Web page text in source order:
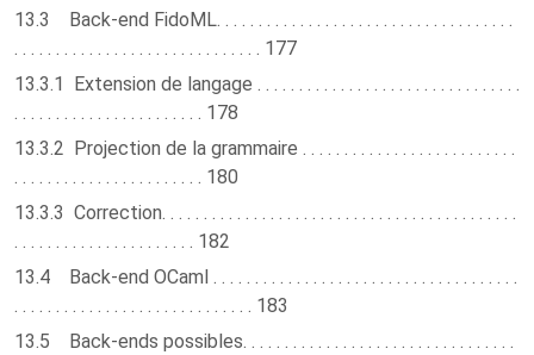
13.3 Back-end FidoML. . . . . . . . . . . . . . . . . . . . . . . . . . . . . . . . . . . .
. . . . . . . . . . . . . . . . . . . . . . . . . . . . . . 177
13.3.1 Extension de langage . . . . . . . . . . . . . . . . . . . . . . . . . . . . . . . .
. . . . . . . . . . . . . . . . . . . . . . . 178
13.3.2 Projection de la grammaire . . . . . . . . . . . . . . . . . . . . . . . . . .
. . . . . . . . . . . . . . . . . . . . . . . 180
13.3.3 Correction. . . . . . . . . . . . . . . . . . . . . . . . . . . . . . . . . . . . . . . . . . .
. . . . . . . . . . . . . . . . . . . . . . 182
13.4 Back-end OCaml . . . . . . . . . . . . . . . . . . . . . . . . . . . . . . . . . . . . .
. . . . . . . . . . . . . . . . . . . . . . . . . . . . . 183
13.5 Back-ends possibles. . . . . . . . . . . . . . . . . . . . . . . . . . . . . . . . .